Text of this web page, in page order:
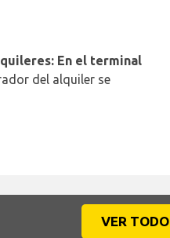
En el terminal
del alquiler se
VER TODO